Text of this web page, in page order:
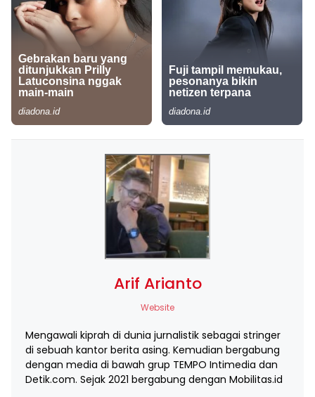
Arif Arianto
Website
Mengawali kiprah di dunia jurnalistik sebagai stringer
di sebuah kantor berita asing. Kemudian bergabung
dengan media di bawah grup TEMPO Intimedia dan
Detik.com. Sejak 2021 bergabung dengan Mobilitas.id